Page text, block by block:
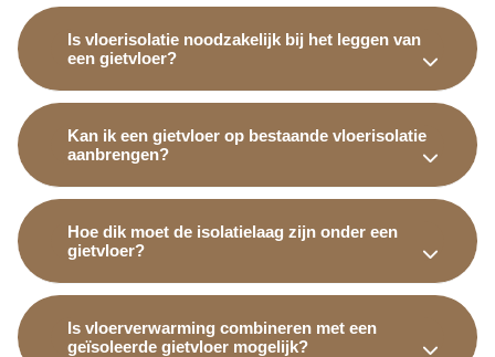
Is vloerisolatie noodzakelijk bij het leggen van
een gietvloer?
Kan ik een gietvloer op bestaande vloerisolatie
aanbrengen?
Hoe dik moet de isolatielaag zijn onder een
gietvloer?
Is vloerverwarming combineren met een
geïsoleerde gietvloer mogelijk?